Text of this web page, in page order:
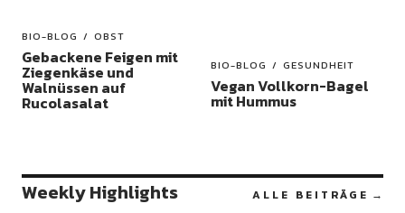
BIO-BLOG OBST
Gebackene Feigen mit
Ziegenkäse und
Walnüssen auf
Rucolasalat
BIO-BLOG GESUNDHEIT
Vegan Vollkorn-Bagel
mit Hummus
Weekly Highlights ALLE BEITRÄGE